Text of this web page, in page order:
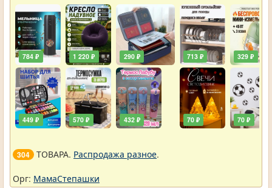
784 ₽
449 ₽
1 220 ₽
570 ₽
290 ₽
432 ₽
713 ₽
70 ₽
329 ₽
70 ₽
304 ТОВАРА. Распродажа разное.
Орг: МамаСтепашки